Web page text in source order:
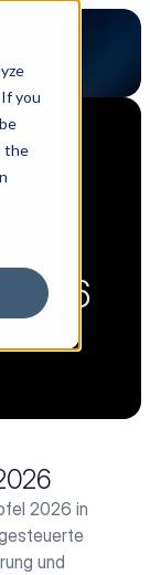
you
the
2026
2026 in
und